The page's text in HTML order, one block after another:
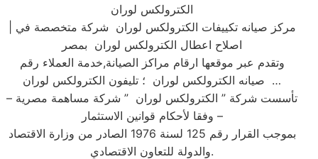
الكترولكس لوران
اصلاح اعطال الكترولكس لوران بمصر
وتقدم عبر موقعها ارقام مراكز الصيانة,خدمة العملاء رقم
صيانه الكترولكس لوران ؛ تليفون الكترولكس لوران …
تأسست شركة ” الكترولكس لوران ” شركة مساهمة مصرية –
وفقا لأحكام قوانين الاستثمار –
بموجب القرار رقم 125 لسنة 1976 الصادر من وزارة الاقتصاد
والدولة للتعاون الاقتصادي.